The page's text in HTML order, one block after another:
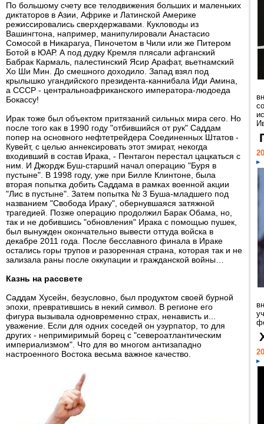
По большому счету все телодвижения больших и маленьких
диктаторов в Азии, Африке и Латинской Америке
режиссировались сверхдержавами. Кукловоды из
Вашингтона, например, манипулировали Анастасио
Сомосой в Никарагуа, Пиночетом в Чили или же Питером
Ботой в ЮАР. А под дудку Кремля плясали афганский
Бабрак Кармаль, палестинский Ясир Арафат, вьетнамский
Хо Ши Мин. До смешного доходило. Запад взял под
крылышко угандийского президента-каннибала Иди Амина,
а СССР - центральноафриканского императора-людоеда
Бокассу!
Ирак тоже был объектом притязаний сильных мира сего. Но
после того как в 1990 году "отбившийся от рук" Саддам
попер на основного нефтетрейдера Соединенных Штатов -
Кувейт, с целью аннексировать этот эмират, некогда
входивший в состав Ирака, - Пентагон перестал цацкаться с
ним. И Джордж Буш-старший начал операцию "Буря в
пустыне". В 1998 году, уже при Билле Клинтоне, была
вторая попытка добить Саддама в рамках военной акции
"Лис в пустыне". Затем попытка № 3 Буша-младшего под
названием "Свобода Ираку", обернувшаяся затяжной
трагедией. Позже операцию продолжил Барак Обама, но,
так и не добившись "обновления" Ирака с помощью пушек,
был вынужден окончательно вывести оттуда войска в
декабре 2011 года. После бесславного финала в Ираке
остались горы трупов и разоренная страна, которая так и не
зализала раны после оккупации и гражданской войны…
Казнь на рассвете
Саддам Хусейн, безусловно, был продуктом своей бурной
эпохи, превратившись в некий символ. В регионе его
фигура вызывала одновременно страх, ненависть и...
уважение. Если для одних соседей он узурпатор, то для
других - непримиримый борец с "североатлантическим
империализмом". Что для во многом антизападно
настроенного Востока весьма важное качество.